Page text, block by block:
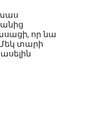
որ նա
Մեկ տարի